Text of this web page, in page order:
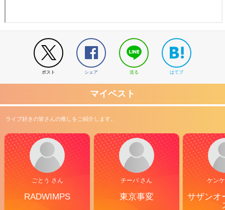
ポスト シェア 送る はてブ
マイベスト
ライブ好きの皆さんの推しをご紹介します。
ごとう さん
RADWIMPS
チーバ さん
東京事変
ケン
サザンオ